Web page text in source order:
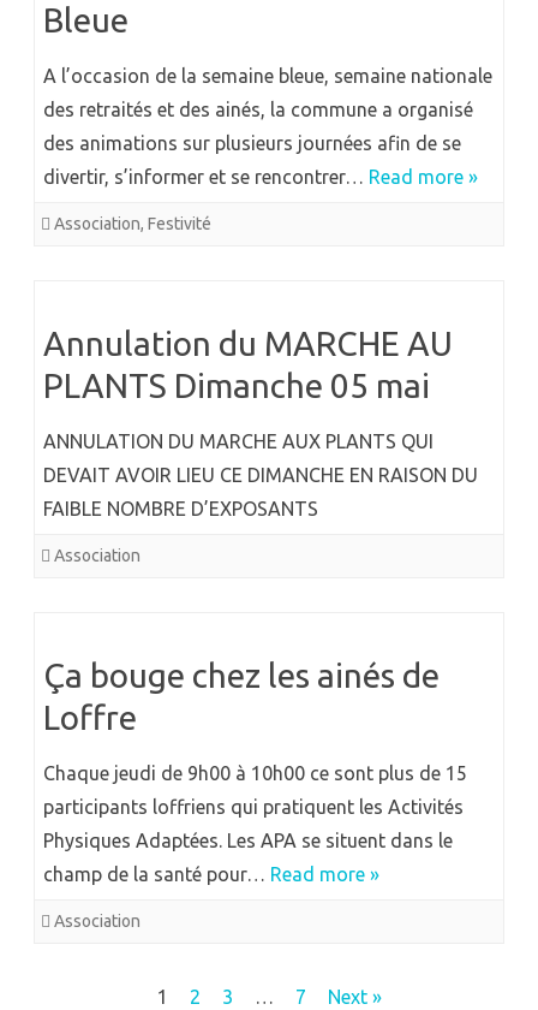
Bleue
A l’occasion de la semaine bleue, semaine nationale
des retraités et des ainés, la commune a organisé
des animations sur plusieurs journées afin de se
divertir, s’informer et se rencontrer… Read more »
Association, Festivité
Annulation du MARCHE AU
PLANTS Dimanche 05 mai
ANNULATION DU MARCHE AUX PLANTS QUI
DEVAIT AVOIR LIEU CE DIMANCHE EN RAISON DU
FAIBLE NOMBRE D’EXPOSANTS
Association
Ça bouge chez les ainés de
Loffre
Chaque jeudi de 9h00 à 10h00 ce sont plus de 15
participants loffriens qui pratiquent les Activités
Physiques Adaptées. Les APA se situent dans le
champ de la santé pour… Read more »
Association
1 2 3 … 7 Next »